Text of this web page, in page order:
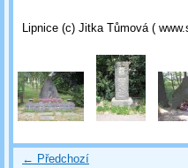
Lipnice (c) Jitka Tůmová (
← Předchozí